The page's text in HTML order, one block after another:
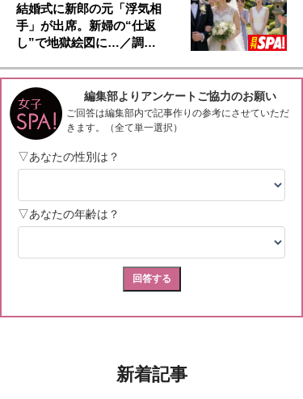
結婚式に新郎の元「浮気相
手」が出席。新婦の“仕返
し”で地獄絵図に…／調…
新着記事